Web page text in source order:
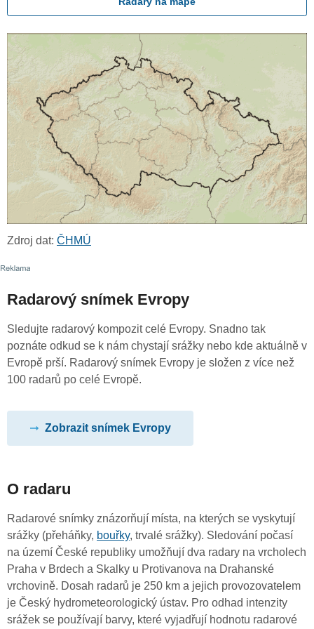
Zdroj dat: ČHMÚ
Radarový snímek Evropy
Sledujte radarový kompozit celé Evropy. Snadno tak
poznáte odkud se k nám chystají srážky nebo kde aktuálně v
Evropě prší. Radarový snímek Evropy je složen z více než
100 radarů po celé Evropě.
Zobrazit snímek Evropy
O radaru
Radarové snímky znázorňují místa, na kterých se vyskytují
srážky (přeháňky, bouřky, trvalé srážky). Sledování počasí
na území České republiky umožňují dva radary na vrcholech
Praha v Brdech a Skalky u Protivanova na Drahanské
vrchovině. Dosah radarů je 250 km a jejich provozovatelem
je Český hydrometeorologický ústav. Pro odhad intenzity
srážek se používají barvy, které vyjadřují hodnotu radarové